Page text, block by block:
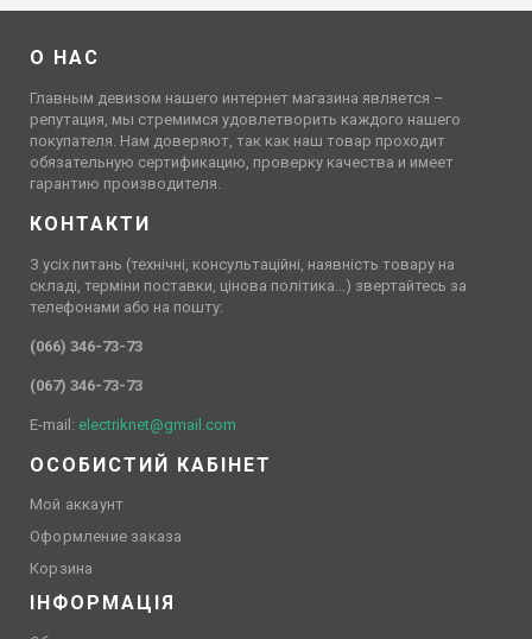
О НАС
Главным девизом нашего интернет магазина является –
репутация, мы стремимся удовлетворить каждого нашего
покупателя. Нам доверяют, так как наш товар проходит
обязательную сертификацию, проверку качества и имеет
гарантию производителя.
КОНТАКТИ
З усіх питань (технічні, консультаційні, наявність товару на
складі, терміни поставки, цінова політика…) звертайтесь за
телефонами або на пошту:
(066) 346-73-73
(067) 346-73-73
E-mail: electriknet@gmail.com
ОСОБИСТИЙ КАБІНЕТ
Мой аккаунт
Оформление заказа
Корзина
ІНФОРМАЦІЯ